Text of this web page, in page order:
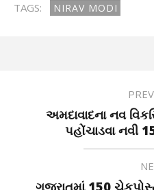
TAGS: NIRAV MODI
અમદાવાદના નવ
પહોંચાડવા નવી